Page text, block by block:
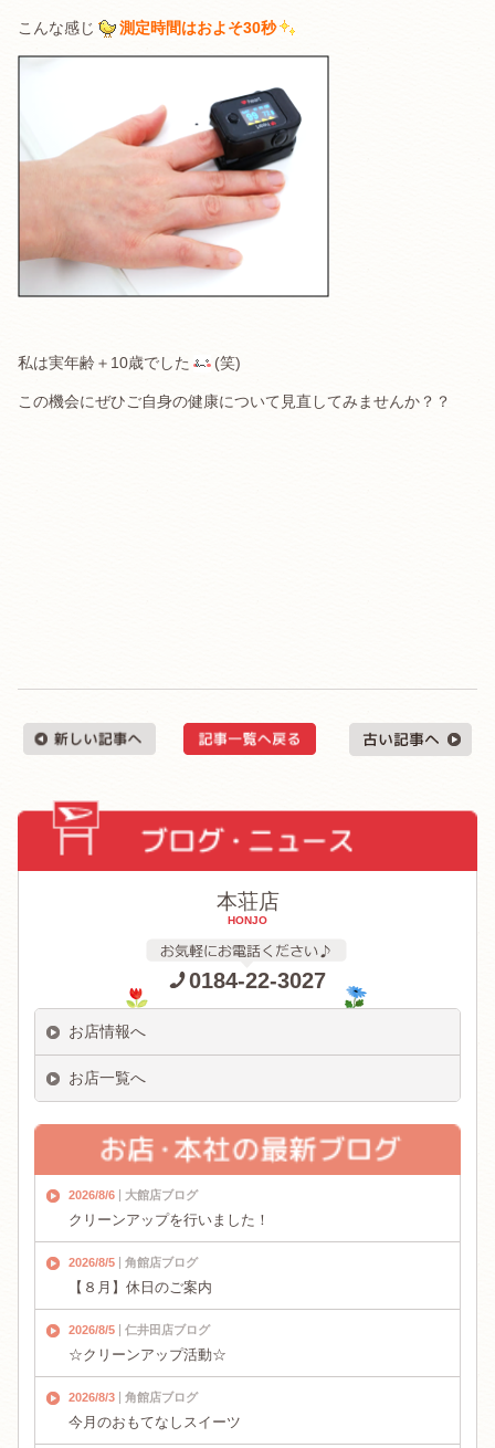
こんな感じ 測定時間はおよそ30秒
私は実年齢＋10歳でした (笑)
この機会にぜひご自身の健康について見直してみませんか？？
本荘店
HONJO
0184-22-3027
お店情報へ
お店一覧へ
2026/8/6 大館店ブログ
クリーンアップを行いました！
2026/8/5 角館店ブログ
【８月】休日のご案内
2026/8/5 仁井田店ブログ
☆クリーンアップ活動☆
2026/8/3 角館店ブログ
今月のおもてなしスイーツ